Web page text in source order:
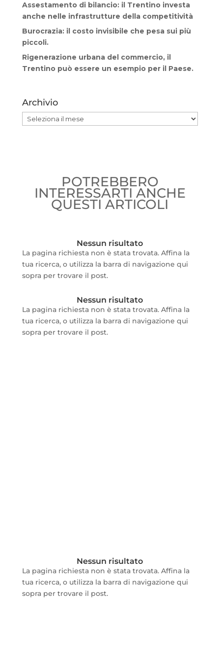
Assestamento di bilancio: il Trentino investa
anche nelle infrastrutture della competitività
Burocrazia: il costo invisibile che pesa sui più
piccoli.
Rigenerazione urbana del commercio, il
Trentino può essere un esempio per il Paese.
Archivio
Archivio
POTREBBERO
INTERESSARTI ANCHE
QUESTI ARTICOLI
Nessun risultato
La pagina richiesta non è stata trovata. Affina la
tua ricerca, o utilizza la barra di navigazione qui
sopra per trovare il post.
Nessun risultato
La pagina richiesta non è stata trovata. Affina la
tua ricerca, o utilizza la barra di navigazione qui
sopra per trovare il post.
Nessun risultato
La pagina richiesta non è stata trovata. Affina la
tua ricerca, o utilizza la barra di navigazione qui
sopra per trovare il post.